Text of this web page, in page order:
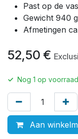
Past op de
Gewicht 940
Afmetingen
52,50 €
✓ Nog 1 op voorraad
Aan